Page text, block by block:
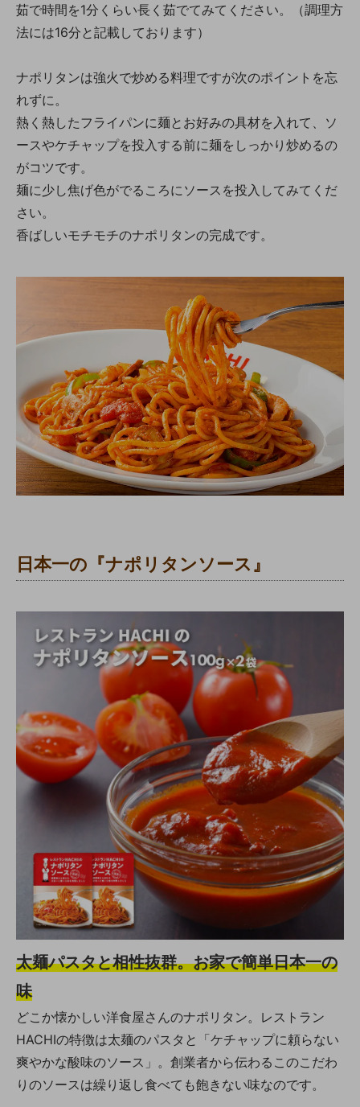
茹で時間を1分くらい長く茹でてみてください。（調理方
法には16分と記載しております）
ナポリタンは強火で炒める料理ですが次のポイントを忘
れずに。
熱く熱したフライパンに麺とお好みの具材を入れて、ソ
ースやケチャップを投入する前に麺をしっかり炒めるの
がコツです。
麺に少し焦げ色がでるころにソースを投入してみてくだ
さい。
香ばしいモチモチのナポリタンの完成です。
日本一の『ナポリタンソース』
太麺パスタと相性抜群。お家で簡単日本一の
味
どこか懐かしい洋食屋さんのナポリタン。レストラン
HACHIの特徴は太麺のパスタと「ケチャップに頼らない
爽やかな酸味のソース」。創業者から伝わるこのこだわ
りのソースは繰り返し食べても飽きない味なのです。